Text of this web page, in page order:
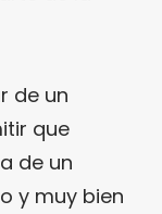
de un
que
de un
y muy bien